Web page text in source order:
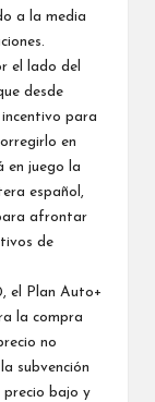
a la media
el lado del
desde
para
en
en juego la
español,
afrontar
de
el Plan Auto+
la compra
no
subvención
precio bajo y